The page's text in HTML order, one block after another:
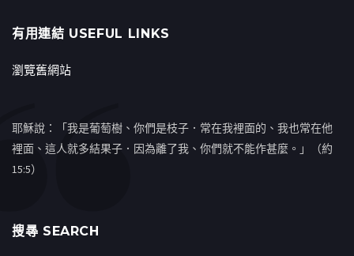
有用連結 USEFUL LINKS
瀏覽舊網站
耶穌說：「我是葡萄樹、你們是枝子．常在我裡面的、我也常在他
裡面、這人就多結果子．因為離了我、你們就不能作甚麼。」（約
15:5）
搜㝷 SEARCH